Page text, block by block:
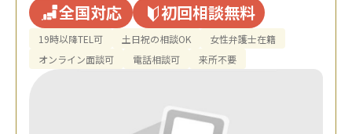
全国対応 初回相談無料
19時以降TEL可 土日祝の相談OK
女性弁護士在籍
オンライン面談可
電話相談可 来所不要